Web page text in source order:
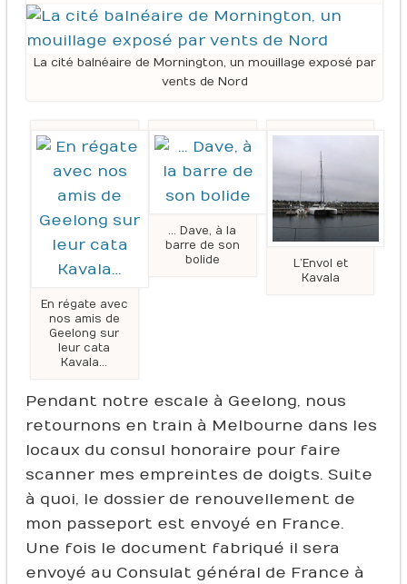
La cité balnéaire de Mornington, un mouillage exposé par
vents de Nord
En régate avec
nos amis de
Geelong sur
leur cata
Kavala…
… Dave, à la
barre de son
bolide
L’Envol et
Kavala
Pendant notre escale à Geelong, nous
retournons en train à Melbourne dans les
locaux du consul honoraire pour faire
scanner mes empreintes de doigts. Suite
à quoi, le dossier de renouvellement de
mon passeport est envoyé en France.
Une fois le document fabriqué il sera
envoyé au Consulat général de France à